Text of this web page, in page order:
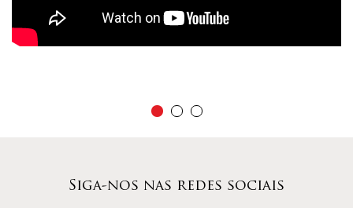
Siga-nos nas redes sociais